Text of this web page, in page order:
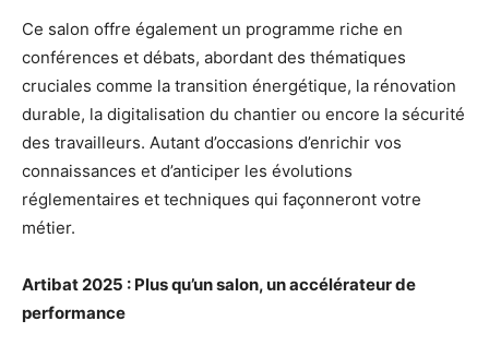
Ce salon offre également un programme riche en
conférences et débats, abordant des thématiques
cruciales comme la transition énergétique, la rénovation
durable, la digitalisation du chantier ou encore la sécurité
des travailleurs. Autant d’occasions d’enrichir vos
connaissances et d’anticiper les évolutions
réglementaires et techniques qui façonneront votre
métier.
Artibat 2025 : Plus qu’un salon, un accélérateur de
performance